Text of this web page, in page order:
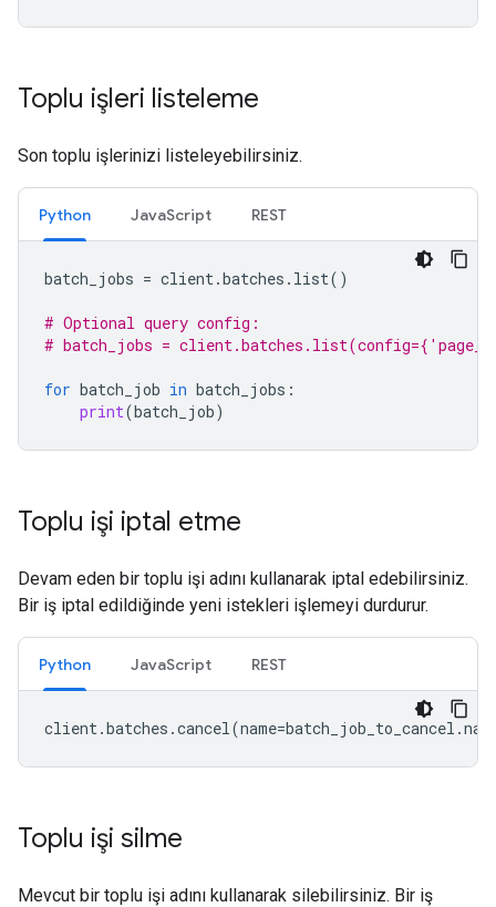
Toplu işleri listeleme
Son toplu işlerinizi listeleyebilirsiniz.
Python JavaScript REST
batch_jobs = client.batches . list()
# Optional query config:
# batch_jobs =
for batch_job in batch_jobs :
print(batch_job)
Toplu işi iptal etme
Devam eden bir toplu işi adını kullanarak iptal edebilirsiniz.
Bir iş iptal edildiğinde yeni istekleri işlemeyi durdurur.
Python JavaScript REST
client.batches .cancel(name=batch_job_to_cancel .
Toplu işi silme
Mevcut bir toplu işi adını kullanarak silebilirsiniz. Bir iş